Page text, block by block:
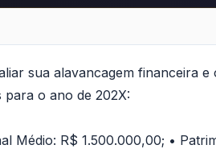
sua alavancagem financeira
o ano de 202X:
Médio: R$ 1.500.000,00; •